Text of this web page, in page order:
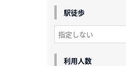
駅徒歩
利用人数